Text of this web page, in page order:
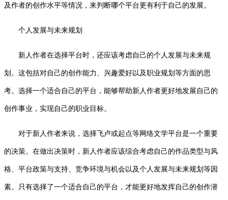
及作者的创作水平等情况，来判断哪个平台更有利于自己的发展。
个人发展与未来规划
新人作者在选择平台时，还应该考虑自己的个人发展与未来规
划。这包括对自己的创作能力、兴趣爱好以及职业规划等方面的思
考。选择一个适合自己的平台，能够帮助新人作者更好地发展自己的
创作事业，实现自己的职业目标。
对于新人作者来说，选择飞卢或起点等网络文学平台是一个重要
的决策。在做出决策时，新人作者应该综合考虑自己的作品类型与风
格、平台政策与支持、竞争环境与机会以及个人发展与未来规划等因
素。只有选择了一个适合自己的平台，才能更好地发挥自己的创作潜